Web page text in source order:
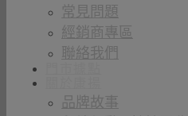
常見問題
經銷商專區
聯絡我們
品牌故事